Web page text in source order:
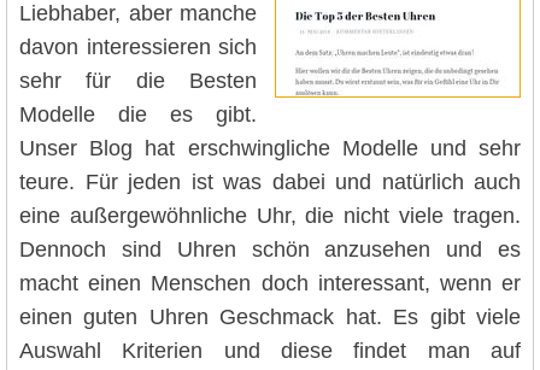
Liebhaber, aber manche
davon interessieren sich
sehr für die Besten
Modelle die es gibt.
Unser Blog hat erschwingliche Modelle und sehr
teure. Für jeden ist was dabei und natürlich auch
eine außergewöhnliche Uhr, die nicht viele tragen.
Dennoch sind Uhren schön anzusehen und es
macht einen Menschen doch interessant, wenn er
einen guten Uhren Geschmack hat. Es gibt viele
Auswahl Kriterien und diese findet man auf